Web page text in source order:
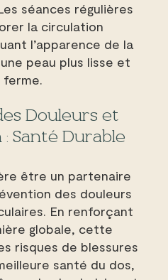
séances régulières
la circulation
l’apparence de la
peau plus lisse et
ferme.
Douleurs et
Santé Durable
être un partenaire
des douleurs
En renforçant
globale, cette
risques de blessures
santé du dos,